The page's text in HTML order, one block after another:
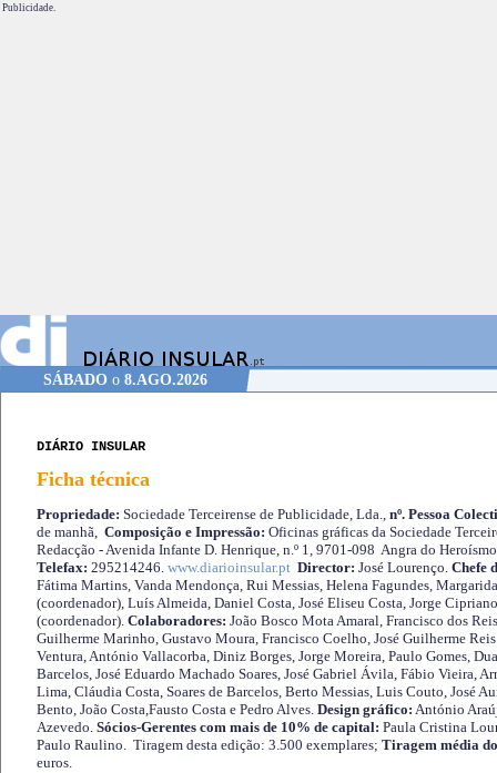
Publicidade.
SÁBADOo 8.AGO.2026
DIÁRIO INSULAR
Ficha técnica
Propriedade: Sociedade Terceirense de Publicidade, Lda., nº. Pessoa
de manhã, Composição e Impressão: Oficinas gráficas da Sociedade
Redacção - Avenida Infante D. Henrique, n.º 1, 9701-098 Angra do
Telefax: 295214246. www.diarioinsular.pt Director: José Lourenço. Chefe
Fátima Martins, Vanda Mendonça, Rui Messias, Helena Fagundes,
(coordenador), Luís Almeida, Daniel Costa, José Eliseu Costa, Jorge
(coordenador). Colaboradores: João Bosco Mota Amaral, Francisco dos
Guilherme Marinho, Gustavo Moura, Francisco Coelho, José Guilherme
Ventura, António Vallacorba, Diniz Borges, Jorge Moreira, Paulo Gomes,
Barcelos, José Eduardo Machado Soares, José Gabriel Ávila, Fábio Vieira,
Lima, Cláudia Costa, Soares de Barcelos, Berto Messias, Luis Couto, José
Bento, João Costa,Fausto Costa e Pedro Alves. Design gráfico: António
Azevedo. Sócios-Gerentes com mais de 10% de capital: Paula Cristina
Paulo Raulino. Tiragem desta edição: 3.500 exemplares; Tiragem média
euros.